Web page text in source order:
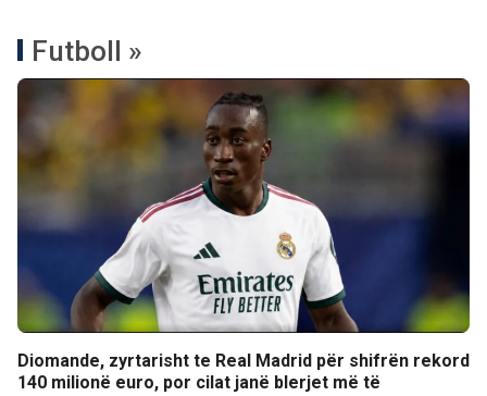
Futboll »
Diomande, zyrtarisht te Real Madrid për shifrën rekord
140 milionë euro, por cilat janë blerjet më të